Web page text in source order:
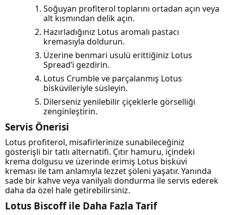
Soğuyan profiterol toplarını ortadan açın veya
alt kısmından delik açın.
Hazırladığınız Lotus aromalı pastacı
kremasıyla doldurun.
Üzerine benmari usulü erittiğiniz Lotus
Spread’i gezdirin.
Lotus Crumble ve parçalanmış Lotus
bisküvileriyle süsleyin.
Dilerseniz yenilebilir çiçeklerle görselliği
zenginleştirin.
Servis Önerisi
Lotus profiterol, misafirlerinize sunabileceğiniz
gösterişli bir tatlı alternatifi. Çıtır hamuru, içindeki
krema dolgusu ve üzerinde erimiş Lotus bisküvi
kreması ile tam anlamıyla lezzet şöleni yaşatır. Yanında
sade bir kahve veya vanilyalı dondurma ile servis ederek
daha da özel hale getirebilirsiniz.
Lotus Biscoff ile Daha Fazla Tarif